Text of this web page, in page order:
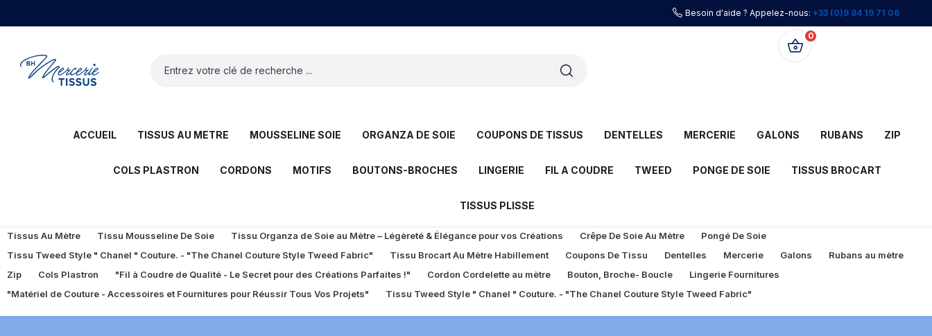
Besoin d'aide ? Appelez-nous: +33 (0)9 84 19 71 06
0
ACCUEIL TISSUS AU METRE MOUSSELINE SOIE ORGANZA DE SOIE COUPONS DE TISSUS DENTELLES MERCERIE GALONS RUBANS ZIP
COLS PLASTRON CORDONS MOTIFS BOUTONS-BROCHES LINGERIE FIL A COUDRE TWEED PONGE DE SOIE TISSUS BROCART
TISSUS PLISSE
Tissus Au Mètre Tissu Mousseline De Soie Tissu Organza de Soie au Mètre – Légèreté & Élégance pour vos Créations Crêpe De Soie Au Mètre
Pongé De Soie
Tissu Tweed Style " Chanel " Couture. - "The Chanel Couture Style Tweed Fabric"
Tissu Brocart Au Mètre Habillement Coupons De Tissu Dentelles Mercerie Galons
Rubans au mètre
Zip
Cols Plastron "Fil à Coudre de Qualité - Le Secret pour des Créations Parfaites !" Cordon Cordelette au mètre Bouton, Broche- Boucle
Lingerie Fournitures
"Matériel de Couture - Accessoires et Fournitures pour Réussir Tous Vos Projets"
Tissu Tweed Style " Chanel " Couture. - "The Chanel Couture Style Tweed Fabric"